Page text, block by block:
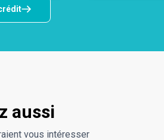
aussi
vous intéresser